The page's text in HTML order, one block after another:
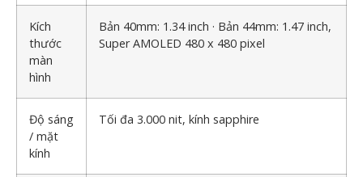
Kích
thước
màn
hình
Bản 40mm: 1.34 inch · Bản 44mm: 1.47 inch,
Super AMOLED 480 x 480 pixel
Độ sáng
/ mặt
kính
Tối đa 3.000 nit, kính sapphire